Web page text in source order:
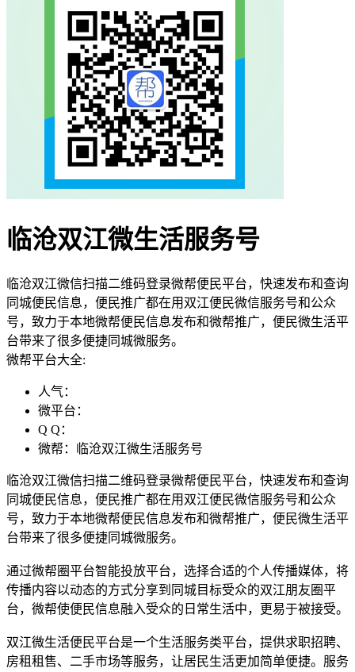
临沧双江微生活服务号
临沧双江微信扫描二维码登录微帮便民平台，快速发布和查询
同城便民信息，便民推广都在用双江便民微信服务号和公众
号，致力于本地微帮便民信息发布和微帮推广，便民微生活平
台带来了很多便捷同城微服务。
微帮平台大全:
人气：
微平台：
Q Q：
微帮：临沧双江微生活服务号
临沧双江微信扫描二维码登录微帮便民平台，快速发布和查询
同城便民信息，便民推广都在用双江便民微信服务号和公众
号，致力于本地微帮便民信息发布和微帮推广，便民微生活平
台带来了很多便捷同城微服务。
通过微帮圈平台智能投放平台，选择合适的个人传播媒体，将
传播内容以动态的方式分享到同城目标受众的双江朋友圈平
台，微帮使便民信息融入受众的日常生活中，更易于被接受。
双江微生活便民平台是一个生活服务类平台，提供求职招聘、
房租租售、二手市场等服务，让居民生活更加简单便捷。服务